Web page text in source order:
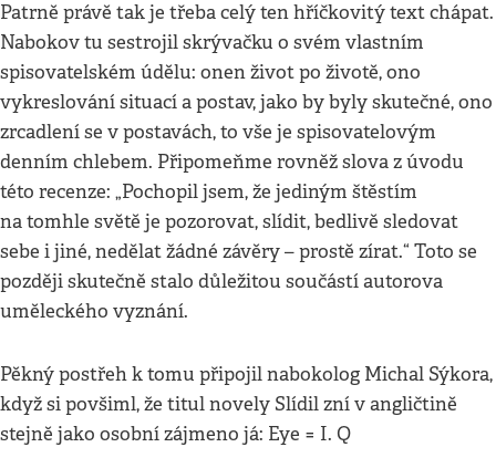
Patrně právě tak je třeba celý ten hříčkovitý text chápat.
Nabokov tu sestrojil skrývačku o svém vlastním
spisovatelském údělu: onen život po životě, ono
vykreslování situací a postav, jako by byly skutečné, ono
zrcadlení se v postavách, to vše je spisovatelovým
denním chlebem. Připomeňme rovněž slova z úvodu
této recenze: „Pochopil jsem, že jediným štěstím
na tomhle světě je pozorovat, slídit, bedlivě sledovat
sebe i jiné, nedělat žádné závěry – prostě zírat.“ Toto se
později skutečně stalo důležitou součástí autorova
uměleckého vyznání.
Pěkný postřeh k tomu připojil nabokolog Michal Sýkora,
když si povšiml, že titul novely Slídil zní v angličtině
stejně jako osobní zájmeno já: Eye = I. Q